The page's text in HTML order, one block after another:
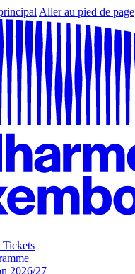
Aller au pied de page
2026/27